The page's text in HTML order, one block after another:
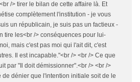
/> tirer le bilan de cette affaire là. Et
complètement l'institution - je vous
un républicain, je suis pas un factieux -
tire les<br /> conséquences pour lui-
mais c'est pas moi qui l'ait dit, c'est
Il est incapable."<br /> <br /> Ce que
par "Il doit démissionner".<br /> <br />
de dénier que l'intention initiale soit de le